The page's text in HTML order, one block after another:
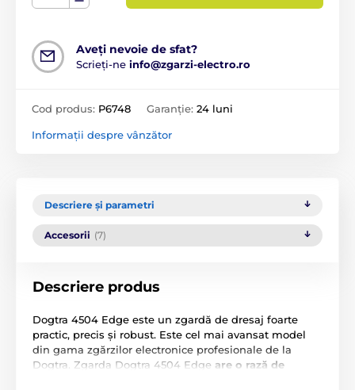
Aveți nevoie de sfat?
Scrieți-ne info@zgarzi-electro.ro
Cod produs: P6748 Garanție: 24 luni
Informații despre vânzător
Descriere și parametri
Accesorii (7)
Descriere produs
Dogtra 4504 Edge este un zgardă de dresaj foarte
practic, precis și robust. Este cel mai avansat model
din gama zgărzilor electronice profesionale de la
Dogtra. Zgarda Dogtra 4504 Edge are o rază de